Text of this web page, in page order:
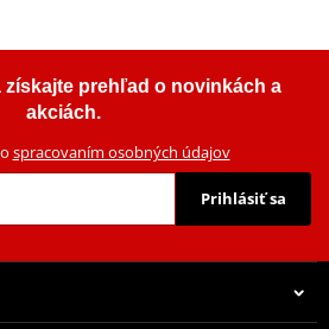
získajte prehľad o novinkách a
akciách.
spracovaním osobných údajov
Prihlásiť sa